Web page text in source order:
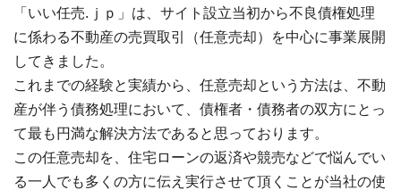
「いい任売.ｊｐ」は、サイト設立当初から不良債権処理
に係わる不動産の売買取引（任意売却）を中心に事業展開
してきました。
これまでの経験と実績から、任意売却という方法は、不動
産が伴う債務処理において、債権者・債務者の双方にとっ
て最も円満な解決方法であると思っております。
この任意売却を、住宅ローンの返済や競売などで悩んでい
る一人でも多くの方に伝え実行させて頂くことが当社の使